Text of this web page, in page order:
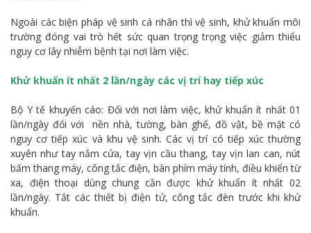
Ngoài các biện pháp vệ sinh cá nhân thì vệ sinh, khử khuẩn môi
trường đóng vai trò hết sức quan trọng trọng việc giảm thiểu
nguy cơ lây nhiễm bệnh tại nơi làm việc.
Khử khuẩn ít nhất 2 lần/ngày các vị trí hay tiếp xúc
Bộ Y tế khuyến cáo: Đối với nơi làm việc, khử khuẩn ít nhất 01
lần/ngày đối với nền nhà, tường, bàn ghế, đồ vật, bề mặt có
nguy cơ tiếp xúc và khu vệ sinh. Các vị trí có tiếp xúc thường
xuyên như tay nắm cửa, tay vịn cầu thang, tay vịn lan can, nút
bấm thang máy, công tắc điện, bàn phím máy tính, điều khiển từ
xa, điện thoại dùng chung cần được khử khuẩn ít nhất 02
lần/ngày. Tắt các thiết bị điện tử, công tắc đèn trước khi khử
khuẩn.